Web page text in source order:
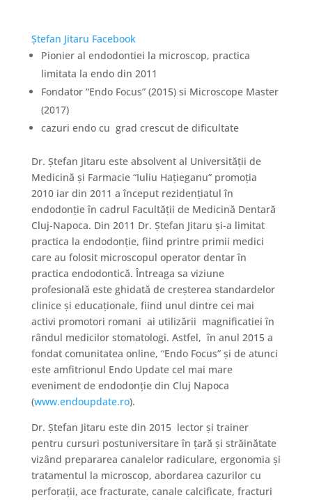
Ştefan Jitaru Facebook
Pionier al endodontiei la microscop, practica
limitata la endo din 2011
Fondator “Endo Focus” (2015) si Microscope Master
(2017)
cazuri endo cu grad crescut de dificultate
Dr. Ştefan Jitaru este absolvent al Universităţii de
Medicină şi Farmacie “Iuliu Haţieganu” promoţia
2010 iar din 2011 a început rezidenţiatul în
endodonţie în cadrul Facultăţii de Medicină Dentară
Cluj-Napoca. Din 2011 Dr. Ștefan Jitaru și-a limitat
practica la endodonție, fiind printre primii medici
care au folosit microscopul operator dentar în
practica endodontică. Întreaga sa viziune
profesională este ghidată de creșterea standardelor
clinice și educaționale, fiind unul dintre cei mai
activi promotori romani ai utilizării magnificatiei în
rândul medicilor stomatologi. Astfel, în anul 2015 a
fondat comunitatea online, “Endo Focus” și de atunci
este amfitrionul Endo Update cel mai mare
eveniment de endodonție din Cluj Napoca
(www.endoupdate.ro).
Dr. Ștefan Jitaru este din 2015 lector şi trainer
pentru cursuri postuniversitare în țară și străinătate
vizând prepararea canalelor radiculare, ergonomia şi
tratamentul la microscop, abordarea cazurilor cu
perforaţii, ace fracturate, canale calcificate, fracturi